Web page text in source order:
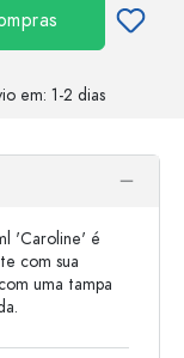
em: 1-2 dias
'Caroline' é
com sua
uma tampa